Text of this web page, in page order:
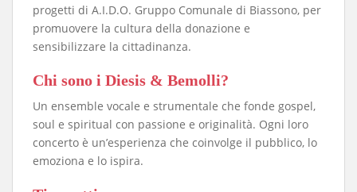
progetti di A.I.D.O. Gruppo Comunale di Biassono, per
promuovere la cultura della donazione e
sensibilizzare la cittadinanza.
Chi sono i Diesis & Bemolli?
Un ensemble vocale e strumentale che fonde gospel,
soul e spiritual con passione e originalità. Ogni loro
concerto è un’esperienza che coinvolge il pubblico, lo
emoziona e lo ispira.